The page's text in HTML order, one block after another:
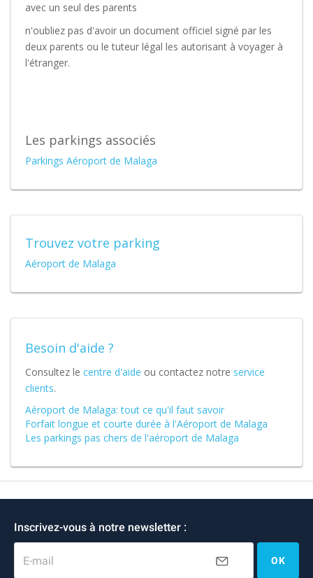
avec un seul des parents
n'oubliez pas d'avoir un document officiel signé par les
deux parents ou le tuteur légal les autorisant à voyager à
l'étranger.
Les parkings associés
Parkings Aéroport de Malaga
Trouvez votre parking
Aéroport de Malaga
Besoin d'aide ?
Consultez le centre d'aide ou contactez notre service
clients.
Aéroport de Malaga: tout ce qu'il faut savoir
Forfait longue et courte durée à l'Aéroport de Malaga
Les parkings pas chers de l'aéroport de Malaga
Inscrivez-vous à notre newsletter :
E-mail OK